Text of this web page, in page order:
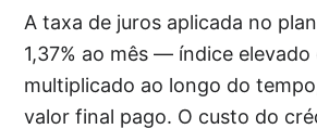
A taxa de juros aplicada no
1,37% ao mês — índice elevado
multiplicado ao longo do
valor final pago. O custo do